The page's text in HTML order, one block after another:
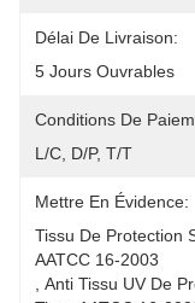
Délai De Livraison:
5 Jours Ouvrables
Conditions De
L/C, D/P, T/T
Mettre En Évidence:
Tissu De Protection
AATCC 16-2003
Anti Tissu UV De